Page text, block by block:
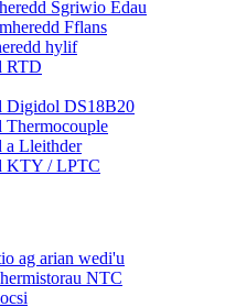
Sgriwio Edau
Fflans
hylif
RTD
Digidol DS18B20
Thermocouple
a Lleithder
KTY / LPTC